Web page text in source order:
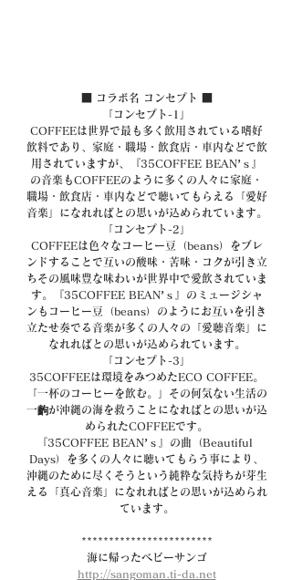
■ コラボ名 コンセプト ■
「コンセプト-1」
COFFEEは世界で最も多く飲用されている嗜好
飲料であり、家庭・職場・飲食店・車内などで飲
用されていますが、『35COFFEE BEAN’ｓ』
の音楽もCOFFEEのように多くの人々に家庭・
職場・飲食店・車内などで聴いてもらえる「愛好
音楽」になれればとの思いが込められています。
「コンセプト-2」
COFFEEは色々なコーヒー豆（beans）をブレ
ンドすることで互いの酸味・苦味・コクが引き立
ちその風味豊な味わいが世界中で愛飲されていま
す。『35COFFEE BEAN’ｓ』のミュージシャ
ンもコーヒー豆（beans）のようにお互いを引き
立たせ奏でる音楽が多くの人々の「愛聴音楽」に
なれればとの思いが込められています。
「コンセプト-3」
35COFFEEは環境をみつめたECO COFFEE。
「一杯のコーヒーを飲む。」その何気ない生活の
一齣が沖縄の海を救うことになればとの思いが込
められたCOFFEEです。
『35COFFEE BEAN’ｓ』の曲（Beautiful
Days）を多くの人々に聴いてもらう事により、
沖縄のために尽くそうという純粋な気持ちが芽生
える「真心音楽」になれればとの思いが込められ
ています。
************************
海に帰ったベビーサンゴ
http://sangoman.ti-da.net